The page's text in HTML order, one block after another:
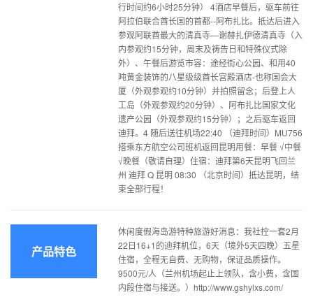
行时间约6小时25分钟） 4酒店早餐后，驱车前往
阿拉伯联合酋长国的首都--阿布扎比。抵达后进入
参观阿联酋最大的清真寺—谢赫扎伊德清真寺（入
内参观约15分钟，周末及祷告日和特殊仪式除
外）、午餐后游览市容：途经街心公园、和用40
吨黄金装饰的八星级级酋长宫殿酒店-也称国会大
厦（外观参观约10分钟）并拍照留念；后登上人
工岛（外观参观约20分钟）、阿布扎比国家文化
遗产公园（外观参观约15分钟）；之后驱车返回
迪拜。4 随后送往机场22:40 （迪拜时间）MU756
搭乘东方航空公司班机返回昆明用餐：早餐 √中餐
√晚餐（敬请自理）住宿：迪拜第6天昆明飞回兰
州 迪拜 Q 昆明 08:30 （北京时间）抵达昆明，结
束全部行程！
产品特色
休闲度假海岛游特种旅游好消息：我社控一套2月
22日16+1的迪拜机位，6天（境外5天四晚）五星
住宿，全程无自费、无购物，保证品质操作。
9500元/人（兰州机场起止上领队，含小费，含国
内段住宿与接送。）http://www.gshylxs.com/